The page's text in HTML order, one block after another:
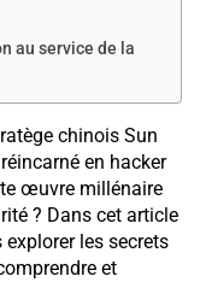
au service de la
chinois Sun
en hacker
œuvre millénaire
? Dans cet article
les secrets
et